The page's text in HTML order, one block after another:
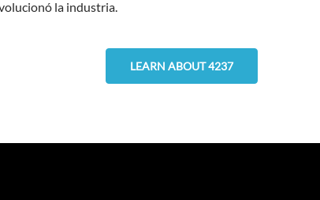
la industria.
LEARN ABOUT 4237